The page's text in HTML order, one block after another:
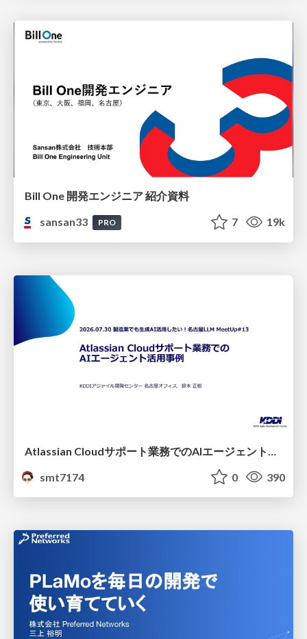
Bill One 開発エンジニア 紹介資料
sansan33
PRO 7 19k
smt7174
0 390